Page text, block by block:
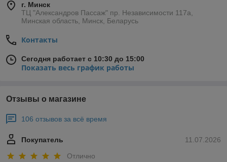
г. Минск
ТЦ "Александров Пассаж" пр. Независимости 117а,
Минская область, Минск, Беларусь
Контакты
Сегодня работает с 10:30 до 15:00
Показать весь график работы
Отзывы о магазине
106 отзывов за всё время
11.07.2026
Покупатель
Отлично